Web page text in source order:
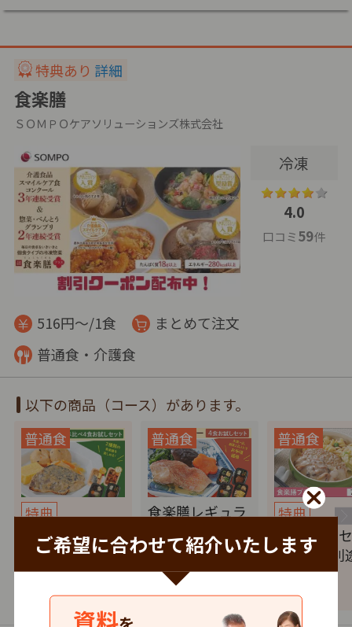
ご希望に合わせて紹介いたします
資料
特典あり 詳細
食楽膳
ＳＯＭＰＯケアソリューションズ株式会社
冷凍
4.0
口コミ59件
516円～/1食
まとめて注文
普通食・介護食
以下の商品（コース）があります。
特典
食楽膳プラス・
レギュラー食…
2,460円 税込
食楽膳レギュラ
ー 4食お試しセ
ット（送料無…
2,160円 税込
特典
プラス7食
ト（送料別
5,000